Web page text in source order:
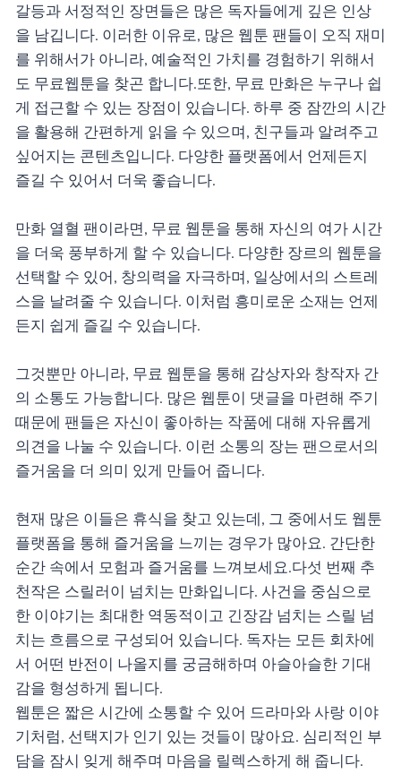
갈등과 서정적인 장면들은 많은 독자들에게 깊은 인상
을 남깁니다. 이러한 이유로, 많은 웹툰 팬들이 오직 재미
를 위해서가 아니라, 예술적인 가치를 경험하기 위해서
도 무료웹툰을 찾곤 합니다.또한, 무료 만화은 누구나 쉽
게 접근할 수 있는 장점이 있습니다. 하루 중 잠깐의 시간
을 활용해 간편하게 읽을 수 있으며, 친구들과 알려주고
싶어지는 콘텐츠입니다. 다양한 플랫폼에서 언제든지
즐길 수 있어서 더욱 좋습니다.
만화 열혈 팬이라면, 무료 웹툰을 통해 자신의 여가 시간
을 더욱 풍부하게 할 수 있습니다. 다양한 장르의 웹툰을
선택할 수 있어, 창의력을 자극하며, 일상에서의 스트레
스을 날려줄 수 있습니다. 이처럼 흥미로운 소재는 언제
든지 쉽게 즐길 수 있습니다.
그것뿐만 아니라, 무료 웹툰을 통해 감상자와 창작자 간
의 소통도 가능합니다. 많은 웹툰이 댓글을 마련해 주기
때문에 팬들은 자신이 좋아하는 작품에 대해 자유롭게
의견을 나눌 수 있습니다. 이런 소통의 장는 팬으로서의
즐거움을 더 의미 있게 만들어 줍니다.
현재 많은 이들은 휴식을 찾고 있는데, 그 중에서도 웹툰
플랫폼을 통해 즐거움을 느끼는 경우가 많아요. 간단한
순간 속에서 모험과 즐거움를 느껴보세요.다섯 번째 추
천작은 스릴러이 넘치는 만화입니다. 사건을 중심으로
한 이야기는 최대한 역동적이고 긴장감 넘치는 스릴 넘
치는 흐름으로 구성되어 있습니다. 독자는 모든 회차에
서 어떤 반전이 나올지를 궁금해하며 아슬아슬한 기대
감을 형성하게 됩니다.
웹툰은 짧은 시간에 소통할 수 있어 드라마와 사랑 이야
기처럼, 선택지가 인기 있는 것들이 많아요. 심리적인 부
담을 잠시 잊게 해주며 마음을 릴렉스하게 해 줍니다.